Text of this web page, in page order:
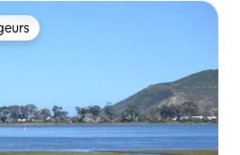
les plus appréciés